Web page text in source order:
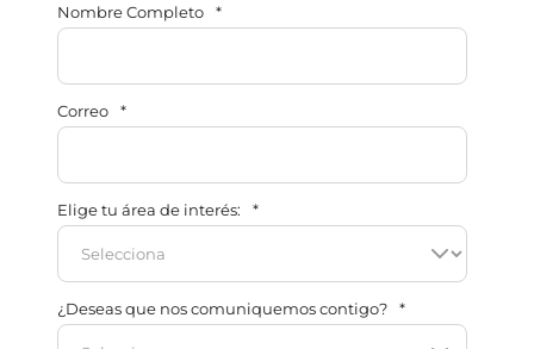
Nombre Completo *
Correo *
Elige tu área de interés: *
¿Deseas que nos comuniquemos contigo? *